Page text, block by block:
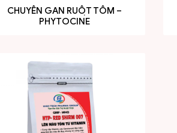
CHUYÊN GAN RUỘT TÔM –
PHYTOCINE